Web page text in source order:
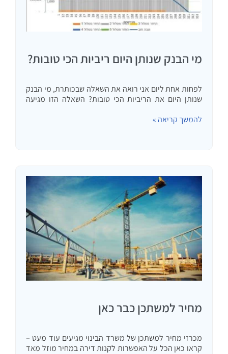
מי הבנק שנותן היום ריביות הכי טובות?
לפחות אחת ליום אני רואה את השאלה שבכותרת, מי הבנק
שנותן היום את הריביות הכי טובות? השאלה הזו מגיעה
יועץ משכנתה, מגיעה אלי במייל או שאני רואה אותה…
להמשך קריאה »
מחיר למשתכן כבר כאן
מכרזי מחיר למשתכן של משרד הבינוי מגיעים עוד מעט –
קראו כאן הכל על האפשרות לקנות דירה במחיר מוזל מאד